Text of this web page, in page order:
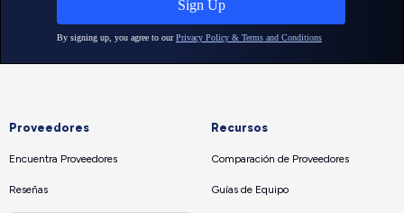
Proveedores
Encuentra Proveedores
Reseñas
Recursos
Comparación de Proveedores
Guías de Equipo